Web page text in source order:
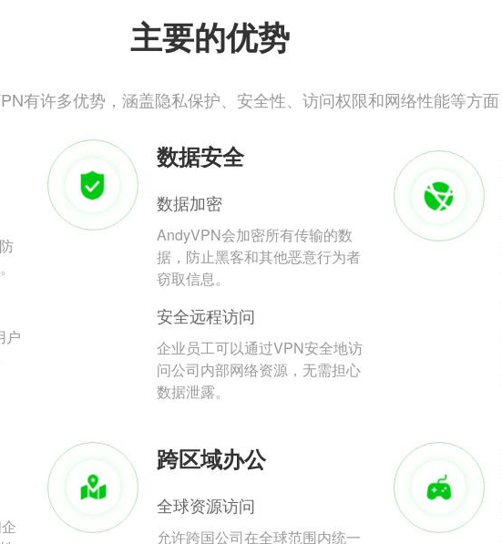
主要的优势
有许多优势，涵盖隐私保护、安全性、访问权限和网络性能等方面
户
数据安全
数据加密
AndyVPN会加密所有传输的数
据，防止黑客和其他恶意行为者
窃取信息。
安全远程访问
企业员工可以通过VPN安全地访
问公司内部网络资源，无需担心
数据泄露。
跨区域办公
全球资源访问
允许跨国公司在全球范围内统一